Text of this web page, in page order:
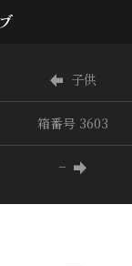
子供
箱番号 3603
−